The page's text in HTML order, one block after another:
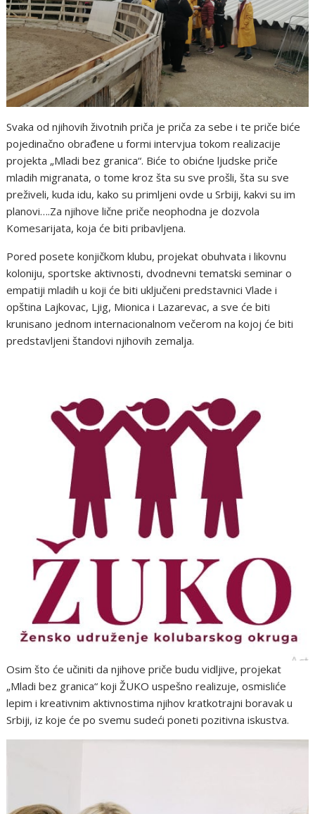
Svaka od njihovih životnih priča je priča za sebe i te priče biće
pojedinačno obrađene u formi intervjua tokom realizacije
projekta „Mladi bez granica“. Biće to obićne ljudske priče
mladih migranata, o tome kroz šta su sve prošli, šta su sve
preživeli, kuda idu, kako su primljeni ovde u Srbiji, kakvi su im
planovi….Za njihove lične priče neophodna je dozvola
Komesarijata, koja će biti pribavljena.
Pored posete konjičkom klubu, projekat obuhvata i likovnu
koloniju, sportske aktivnosti, dvodnevni tematski seminar o
empatiji mladih u koji će biti uključeni predstavnici Vlade i
opština Lajkovac, Ljig, Mionica i Lazarevac, a sve će biti
krunisano jednom internacionalnom večerom na kojoj će biti
predstavljeni štandovi njihovih zemalja.
Osim što će učiniti da njihove priče budu vidljive, projekat
„Mladi bez granica“ koji ŽUKO uspešno realizuje, osmisliće
lepim i kreativnim aktivnostima njihov kratkotrajni boravak u
Srbiji, iz koje će po svemu sudeći poneti pozitivna iskustva.